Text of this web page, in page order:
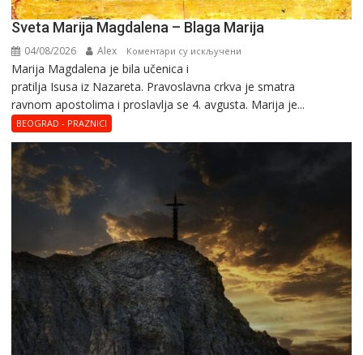
Sveta Marija Magdalena – Blaga Marija
04/08/2026 Alex Коментари су искључени
Marija
Magdalena
Blaga
Marija Magdalena je bila učenica i
pratilja Isusa iz Nazareta. Pravoslavna crkva je smatra
ravnom apostolima i proslavlja se 4. avgusta. Marija je...
BEOGRAD - PRAZNICI